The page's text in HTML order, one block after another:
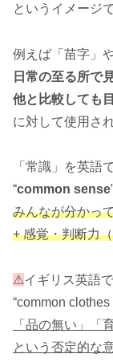
というイメージで
例えば「苗字」
日常の至る所で
他と比較しても
に対して使用さ
「常識」を英語
“common sense
みんなが分かっ
+ 感覚・判断力
⚠イギリス英語
“common clothes
「品の無い」「
という否定的な